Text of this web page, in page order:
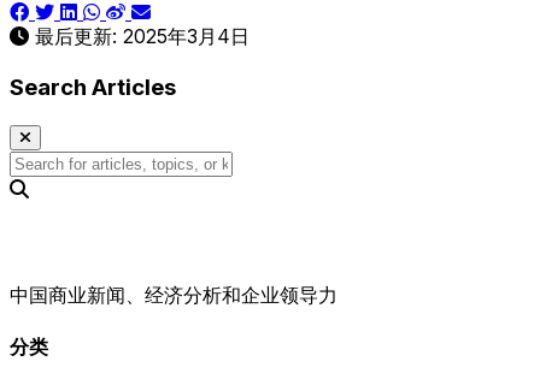
最后更新: 2025年3月4日
Search Articles
中国商业新闻、经济分析和企业领导力
分类